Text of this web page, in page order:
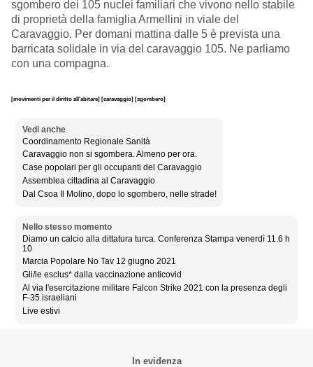
sgombero dei 105 nuclei familiari che vivono nello stabile
di proprietà della famiglia Armellini in viale del
Caravaggio. Per domani mattina dalle 5 è prevista una
barricata solidale in via del caravaggio 105. Ne parliamo
con una compagna.
[movimenti per il diritto all'abitare] [caravaggio] [sgombero]
Vedi anche
Coordinamento Regionale Sanità
Caravaggio non si sgombera. Almeno per ora.
Case popolari per gli occupanti del Caravaggio
Assemblea cittadina al Caravaggio
Dal Csoa Il Molino, dopo lo sgombero, nelle strade!
Nello stesso momento
Diamo un calcio alla dittatura turca. Conferenza Stampa venerdì 11.6 h
10
Marcia Popolare No Tav 12 giugno 2021
Gli/le esclus* dalla vaccinazione anticovid
Al via l'esercitazione militare Falcon Strike 2021 con la presenza degli
F-35 israeliani
Live estivi
In evidenza